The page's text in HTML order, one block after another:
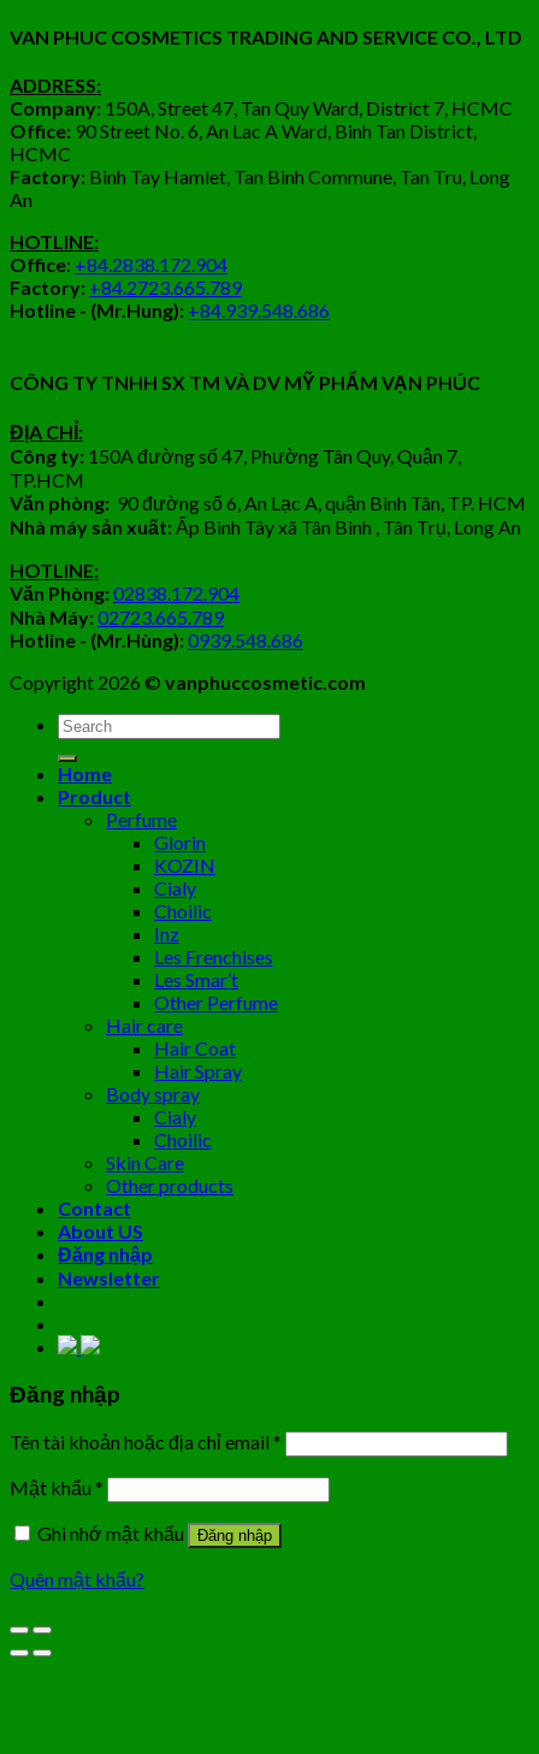
VAN PHUC COSMETICS TRADING AND SERVICE CO., LTD
ADDRESS:
Company: 150A, Street 47, Tan Quy Ward, District 7, HCMC
Office: 90 Street No. 6, An Lac A Ward, Binh Tan District,
HCMC
Factory: Binh Tay Hamlet, Tan Binh Commune, Tan Tru, Long
An
HOTLINE:
Office: +84.2838.172.904
Factory: +84.2723.665.789
Hotline - (Mr.Hung): +84.939.548.686
CÔNG TY TNHH SX TM VÀ DV MỸ PHẨM VẠN PHÚC
ĐỊA CHỈ:
Công ty: 150A đường số 47, Phường Tân Quy, Quận 7,
TP.HCM
Văn phòng: 90 đường số 6, An Lạc A, quận Bình Tân, TP. HCM
Nhà máy sản xuất:Ấp Bình Tây xã Tân Bình , Tân Trụ, Long An
HOTLINE:
Văn Phòng:02838.172.904
Nhà Máy:02723.665.789
Hotline - (Mr.Hùng):0939.548.686
Copyright 2026 © vanphuccosmetic.com
Tìm
kiếm:
Home
Product
Perfume
Glorin
KOZIN
Cialy
Choilic
Inz
Les Frenchises
Les Smar’t
Other Perfume
Hair care
Hair Coat
Hair Spray
Body spray
Cialy
Choilic
Skin Care
Other products
Contact
About US
Đăng nhập
Newsletter
Đăng nhập
Tên tài khoản hoặc địa chỉ email *
Mật khẩu *
Ghi nhớ mật khẩu
Đăng nhập
Quên mật khẩu?